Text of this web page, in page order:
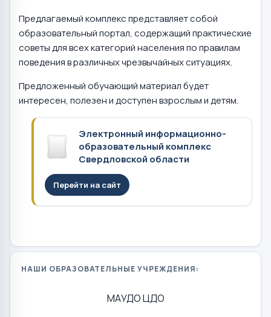
Предлагаемый комплекс представляет собой
образовательный портал, содержащий практические
советы для всех категорий населения по правилам
поведения в различных чрезвычайных ситуациях.
Предложенный обучающий материал будет
интересен, полезен и доступен взрослым и детям.
Электронный информационно-
образовательный комплекс
Свердловской области
Перейти на сайт
НАШИ ОБРАЗОВАТЕЛЬНЫЕ УЧРЕЖДЕНИЯ:
МАУДО ЦДО